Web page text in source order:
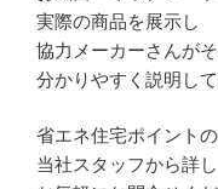
実際の商品を展示し
協力メーカーさんが
分かりやすく説明し
省エネ住宅ポイント
当社スタッフから詳